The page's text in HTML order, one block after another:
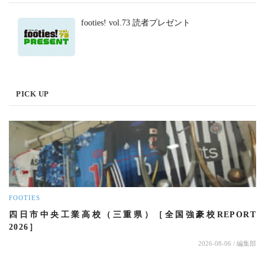
footies! vol.73 読者プレゼント
PICK UP
FOOTIES
四日市中央工業高校（三重県）［全国強豪校REPORT
2026］
2026-08-06 / 編集部